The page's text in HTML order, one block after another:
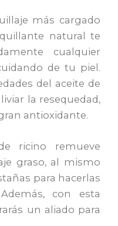
más cargado
natural te
cualquier
de tu piel.
del aceite de
la resequedad,
antioxidante.
ricino remueve
graso, al mismo
para hacerlas
con esta
un aliado para